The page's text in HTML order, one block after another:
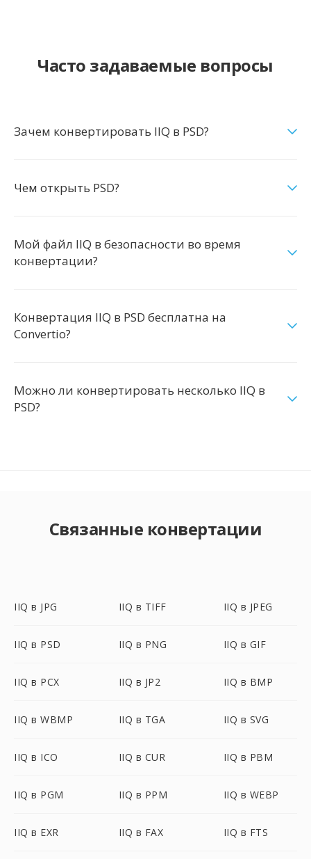
Часто задаваемые вопросы
Зачем конвертировать IIQ в PSD?
Чем открыть PSD?
Мой файл IIQ в безопасности во время
конвертации?
Конвертация IIQ в PSD бесплатна на
Convertio?
Можно ли конвертировать несколько IIQ в
PSD?
Связанные конвертации
IIQ в JPG IIQ в TIFF IIQ в JPEG
IIQ в PSD IIQ в PNG IIQ в GIF
IIQ в PCX IIQ в JP2 IIQ в BMP
IIQ в WBMP IIQ в TGA IIQ в SVG
IIQ в ICO IIQ в CUR IIQ в PBM
IIQ в PGM IIQ в PPM IIQ в WEBP
IIQ в EXR IIQ в FAX IIQ в FTS